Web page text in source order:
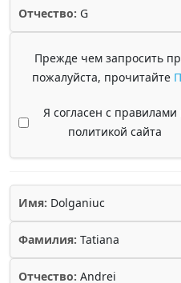
Отчество: G
Прежде чем запросить
пожалуйста, прочитайте
Я согласен с правилами
политикой сайта
Имя: Dolganiuc
Фамилия: Tatiana
Отчество: Andrei